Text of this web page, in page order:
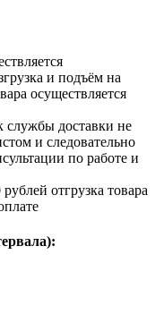
и подъём на
осуществляется
службы доставки не
и следовательно
по работе и
отгрузка товара